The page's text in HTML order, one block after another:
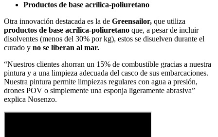
Productos de base acrílica-poliuretano
Otra innovación destacada es la de Greensailor, que utiliza
productos de base acrílica-poliuretano que, a pesar de incluir
disolventes (menos del 30% por kg), estos se disuelven durante el
curado y no se liberan al mar.
“Nuestros clientes ahorran un 15% de combustible gracias a nuestra
pintura y a una limpieza adecuada del casco de sus embarcaciones.
Nuestra pintura permite limpiezas regulares con agua a presión,
drones POV o simplemente una esponja ligeramente abrasiva”
explica Nosenzo.